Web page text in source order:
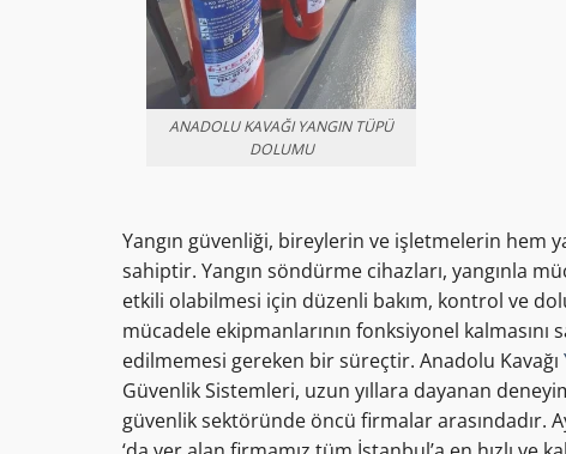
ANADOLU KAVAĞI YANGIN TÜPÜ
DOLUMU
Yangın güvenliği, bireylerin ve işletmelerin hem
sahiptir. Yangın söndürme cihazları, yangınla
etkili olabilmesi için düzenli bakım, kontrol ve
mücadele ekipmanlarının fonksiyonel kalmasını
edilmemesi gereken bir süreçtir. Anadolu Kavağı
Güvenlik Sistemleri, uzun yıllara dayanan
güvenlik sektöründe öncü firmalar arasındadır.